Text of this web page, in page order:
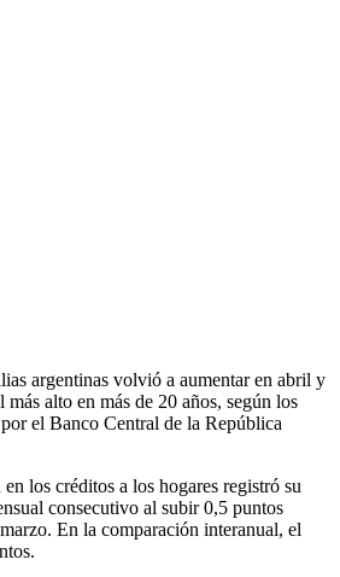
argentinas volvió a aumentar en abril y
alto en más de 20 años, según los
el Banco Central de la República
los créditos a los hogares registró su
consecutivo al subir 0,5 puntos
En la comparación interanual, el